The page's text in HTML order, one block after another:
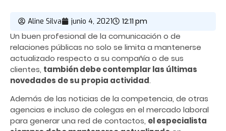
Aline Silva junio 4, 2021 12:11 pm
Un buen profesional de la comunicación o de
relaciones públicas no solo se limita a mantenerse
actualizado respecto a su compañía o de sus
clientes, también debe contemplar las últimas
novedades de su propia actividad.
Además de las noticias de la competencia, de otras
agencias e incluso de colegas en el mercado laboral
para generar una red de contactos, el especialista